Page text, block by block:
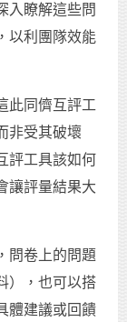
入瞭解這些問
以利團隊效能
此同儕互評工
非受其破壞
評工具該如何
讓評量結果大
問卷上的問題
），也可以搭
體建議或回饋